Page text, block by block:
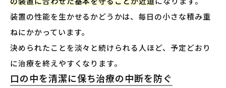
装置の性能を生かせるかどうかは、毎日の小さな積み重
ねにかかっています。
決められたことを淡々と続けられる人ほど、予定どおり
に治療を終えやすくなります。
口の中を清潔に保ち治療の中断を防ぐ